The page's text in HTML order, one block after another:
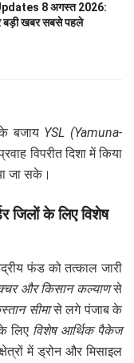
8 अगस्त 2026:
खबर सबसे पहले
बजाय YSL (Yamuna-
विपरीत दिशा में किया
जा सके।
जिलों के लिए विशेष
फंड को तत्काल जारी
और किसान कल्याणसे
सीमासे लगे पंजाब के
लिए विशेष आर्थिक पैकेज
में ड्रोन और मिसाइल